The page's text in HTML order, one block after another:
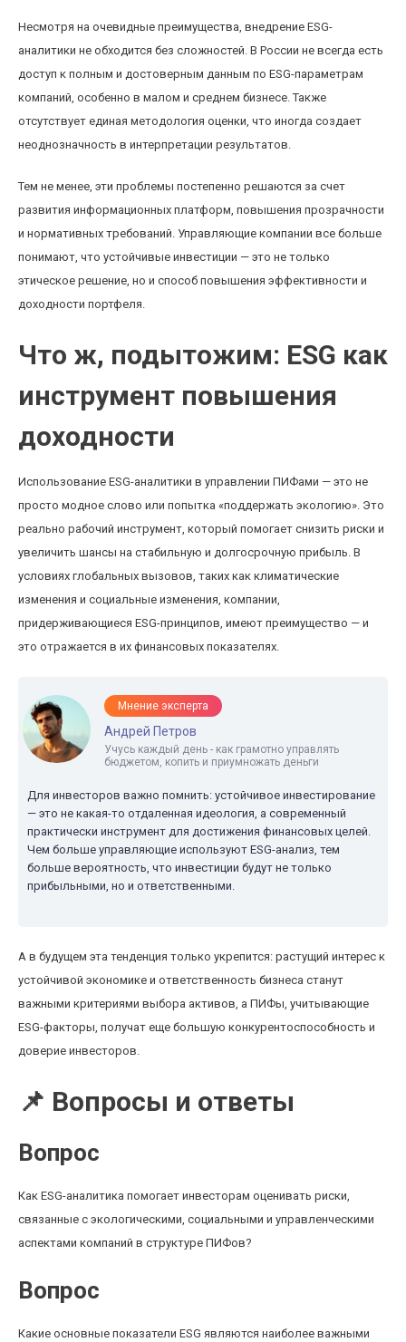
Несмотря на очевидные преимущества, внедрение ESG-
аналитики не обходится без сложностей. В России не всегда есть
доступ к полным и достоверным данным по ESG-параметрам
компаний, особенно в малом и среднем бизнесе. Также
отсутствует единая методология оценки, что иногда создает
неоднозначность в интерпретации результатов.
Тем не менее, эти проблемы постепенно решаются за счет
развития информационных платформ, повышения прозрачности
и нормативных требований. Управляющие компании все больше
понимают, что устойчивые инвестиции — это не только
этическое решение, но и способ повышения эффективности и
доходности портфеля.
Что ж, подытожим: ESG как
инструмент повышения
доходности
Использование ESG-аналитики в управлении ПИФами — это не
просто модное слово или попытка «поддержать экологию». Это
реально рабочий инструмент, который помогает снизить риски и
увеличить шансы на стабильную и долгосрочную прибыль. В
условиях глобальных вызовов, таких как климатические
изменения и социальные изменения, компании,
придерживающиеся ESG-принципов, имеют преимущество — и
это отражается в их финансовых показателях.
Мнение эксперта
Андрей Петров
Учусь каждый день - как грамотно управлять
бюджетом, копить и приумножать деньги
Для инвесторов важно помнить: устойчивое инвестирование
— это не какая-то отдаленная идеология, а современный
практически инструмент для достижения финансовых целей.
Чем больше управляющие используют ESG-анализ, тем
больше вероятность, что инвестиции будут не только
прибыльными, но и ответственными.
А в будущем эта тенденция только укрепится: растущий интерес к
устойчивой экономике и ответственность бизнеса станут
важными критериями выбора активов, а ПИФы, учитывающие
ESG-факторы, получат еще большую конкурентоспособность и
доверие инвесторов.
📌 Вопросы и ответы
Вопрос
Как ESG-аналитика помогает инвесторам оценивать риски,
связанные с экологическими, социальными и управленческими
аспектами компаний в структуре ПИФов?
Вопрос
Какие основные показатели ESG являются наиболее важными